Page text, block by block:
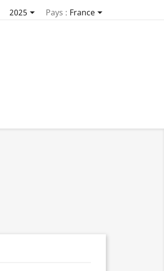
2025 Pays : France